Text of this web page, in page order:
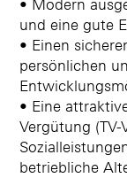
• Modern
und eine gute
• Einen
persönlichen
• Eine
Vergütung
betriebliche